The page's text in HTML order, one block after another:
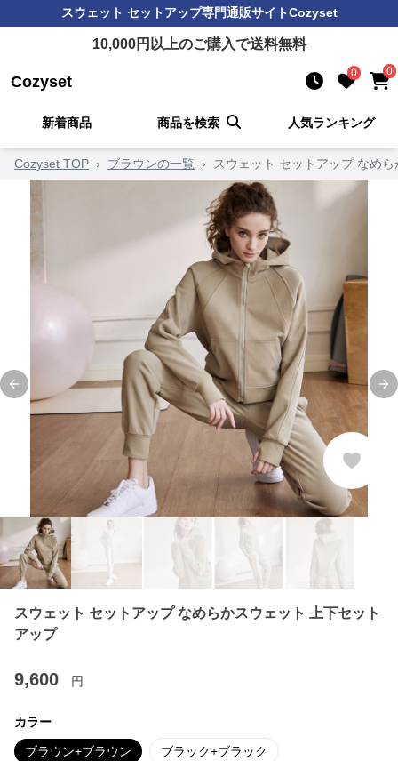
スウェット セットアップ専門通販サイトCozyset
10,000円以上のご購入で送料無料
Cozyset 0 0
新着商品 商品を検索 人気ランキング
Cozyset TOP › ブラウンの一覧 › スウェット セットアップ なめ
Previous slide
スウェット セットアップ なめらかスウェット 上下セット
アップ
9,600 円
カラー
ブラウン+ブラウン ブラック+ブラック